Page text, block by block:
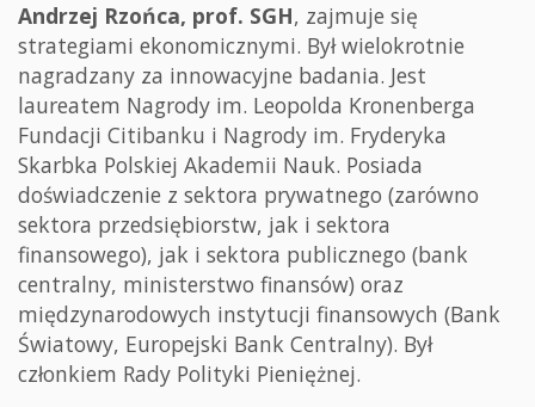
Andrzej Rzońca, prof. SGH, zajmuje się
strategiami ekonomicznymi. Był wielokrotnie
nagradzany za innowacyjne badania. Jest
laureatem Nagrody im. Leopolda Kronenberga
Fundacji Citibanku i Nagrody im. Fryderyka
Skarbka Polskiej Akademii Nauk. Posiada
doświadczenie z sektora prywatnego (zarówno
sektora przedsiębiorstw, jak i sektora
finansowego), jak i sektora publicznego (bank
centralny, ministerstwo finansów) oraz
międzynarodowych instytucji finansowych (Bank
Światowy, Europejski Bank Centralny). Był
członkiem Rady Polityki Pieniężnej.